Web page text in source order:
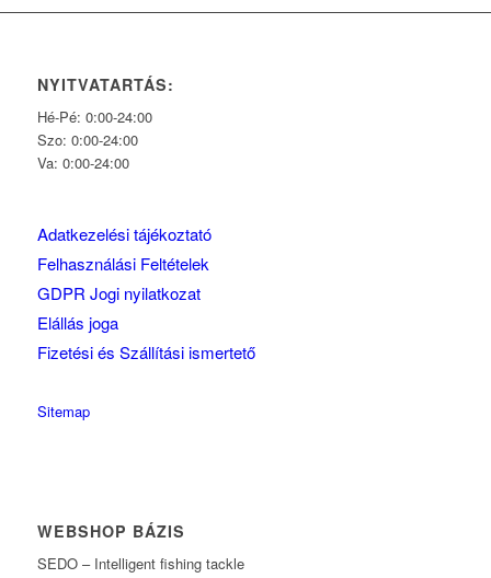
NYITVATARTÁS:
Hé-Pé: 0:00-24:00
Szo: 0:00-24:00
Va: 0:00-24:00
Adatkezelési tájékoztató
Felhasználási Feltételek
GDPR Jogi nyilatkozat
Elállás joga
Fizetési és Szállítási ismertető
Sitemap
WEBSHOP BÁZIS
SEDO – Intelligent fishing tackle